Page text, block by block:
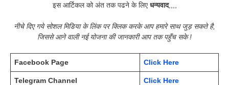
इस आर्टिकल को अंत तक पढने के लिएधन्यवाद,,,,
नीचे दिए गये सोशल मिडिया के लिंक पर क्लिक करके आप हमारे साथ जुड़ सकते है,
जिससे आने वाली नई योजना की जानकारी आप तक पहुँच सके !
Facebook Page Click Here
Telegram Channel Click Here